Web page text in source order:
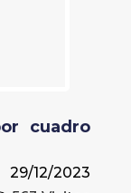
cuadro
29/12/2023